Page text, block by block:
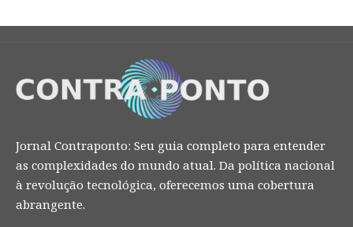
Jornal Contraponto: Seu guia completo para entender
as complexidades do mundo atual. Da política nacional
à revolução tecnológica, oferecemos uma cobertura
abrangente.